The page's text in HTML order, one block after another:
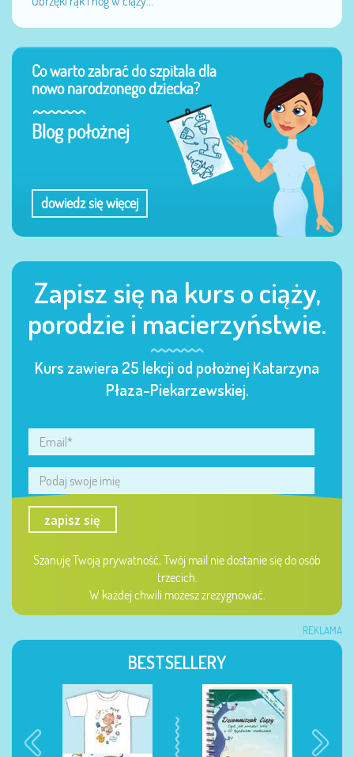
Co warto zabrać do szpitala dla
nowo narodzonego dziecka?
Blog położnej
dowiedz się więcej
Zapisz się na kurs o ciąży,
porodzie i macierzyństwie.
Kurs zawiera 25 lekcji od położnej Katarzyna
Płaza-Piekarzewskiej.
zapisz się
Szanuję Twoją prywatność, Twój mail nie dostanie się do osób
trzecich.
W każdej chwili możesz zrezygnować.
REKLAMA
BESTSELLERY